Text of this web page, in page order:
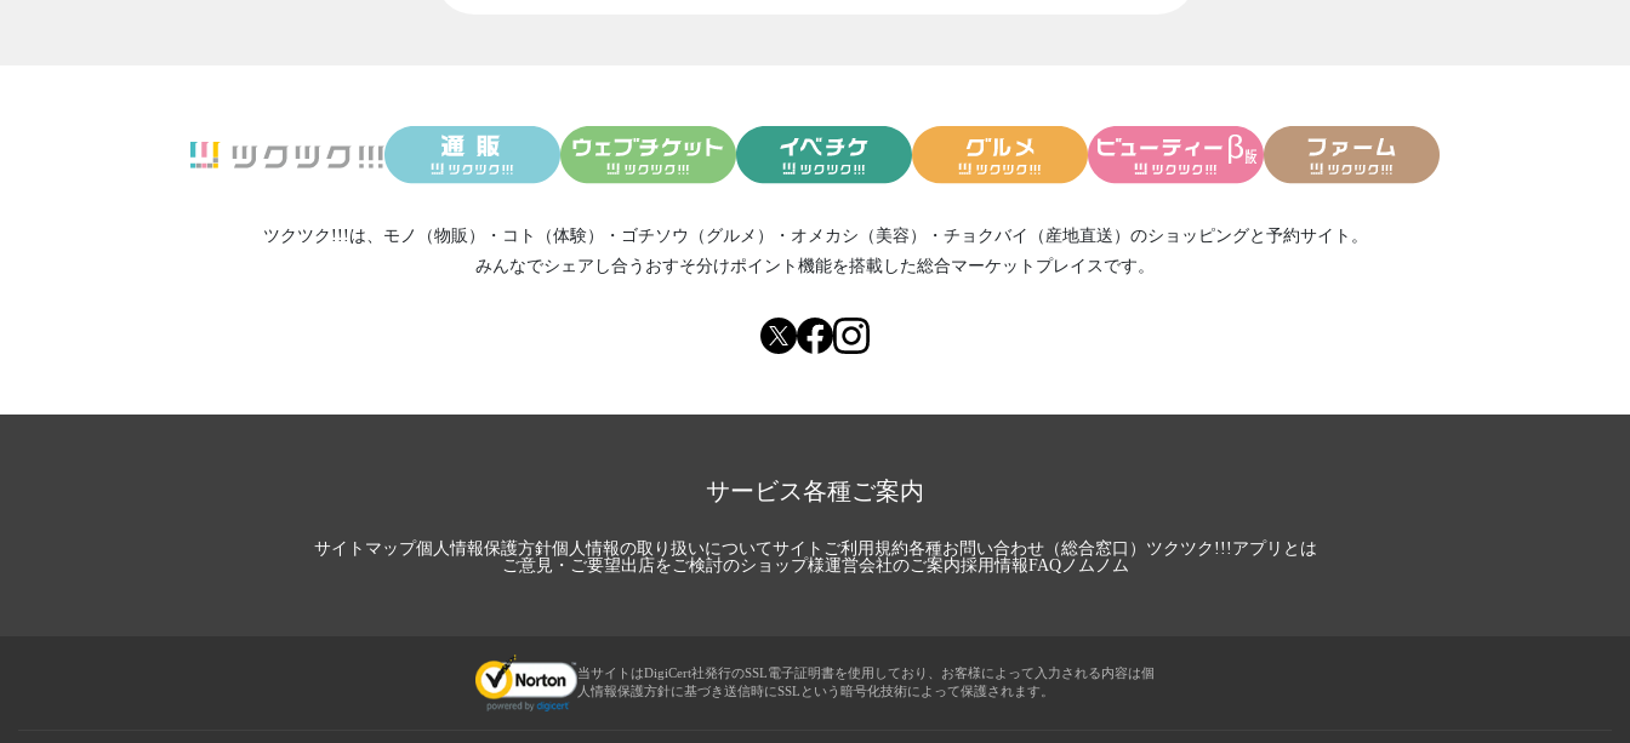
ツクツク!!!は、 モノ（物販） ・ コト（体験） ・ ゴチソウ（グルメ） ・ オメカシ（美容） ・ チョクバイ（産地直送） のショッピングと予約サイト。
みんなでシェアし合う おすそ分けポイント機能を搭載した総合マーケットプレイスです。
サービス各種ご案内
サイトマップ個人情報保護方針個人情報の取り扱いについてサイトご利用規約各種お問い合わせ（総合窓口） ツクツク!!!アプリとは
ご意見・ご要望出店をご検討のショップ様運営会社のご案内採用情報FAQノムノム
当サイトはDigiCert社発行のSSL電子証明書を使用しており、お客様によって入力される内容は個
人情報保護方針に基づき送信時にSSLという暗号化技術によって保護されます。